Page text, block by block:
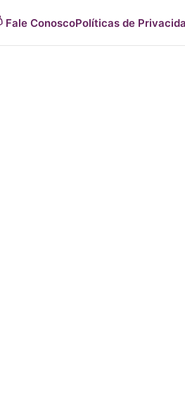
Fale ConoscoPolíticas de